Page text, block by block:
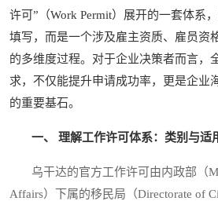
许可”（Work Permit）展开的一套体系
填写，而是一个涉及雇主资质、雇员资
的多维度过程。对于企业决策者而言，
求，不仅能提升申请成功率，更是企业
的重要基石。
一、 理解工作许可体系：类别与适
乌干达的官方工作许可由内政部（
Affairs）下属的移民局（Directorate of